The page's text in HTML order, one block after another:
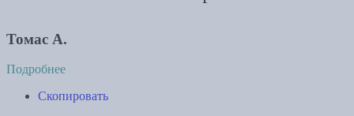
Томас А.
Подробнее
Скопировать